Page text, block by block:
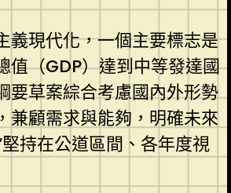
義現代化，一個主要標志是
值（GDP）達到中等發達國
要草案綜合考慮國內外形勢
兼顧需求與能夠，明確未來
持在公道區間、各年度視